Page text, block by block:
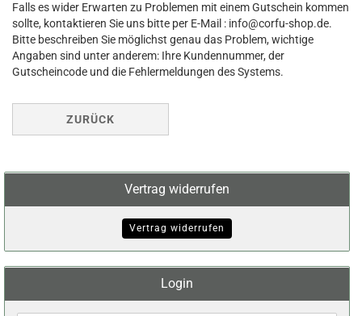
Falls es wider Erwarten zu Problemen mit einem Gutschein kommen
sollte, kontaktieren Sie uns bitte per E-Mail : info@corfu-shop.de.
Bitte beschreiben Sie möglichst genau das Problem, wichtige
Angaben sind unter anderem: Ihre Kundennummer, der
Gutscheincode und die Fehlermeldungen des Systems.
ZURÜCK
Vertrag widerrufen
Vertrag widerrufen
Login